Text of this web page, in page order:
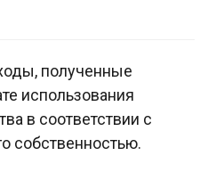
полученные
использования
в соответствии с
собственностью.